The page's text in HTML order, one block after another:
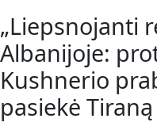
„Liepsnojanti
Albanijoje:
Kushnerio
pasiekė Tiraną